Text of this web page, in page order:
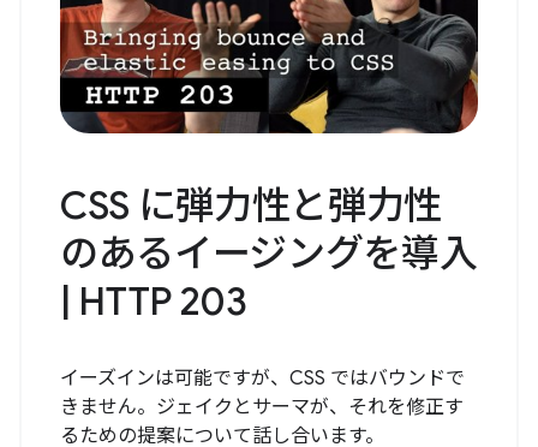
CSS に弾力性と弾力性
のあるイージングを導入
| HTTP 203
イーズインは可能ですが、CSS ではバウンドで
きません。ジェイクとサーマが、それを修正す
るための提案について話し合います。